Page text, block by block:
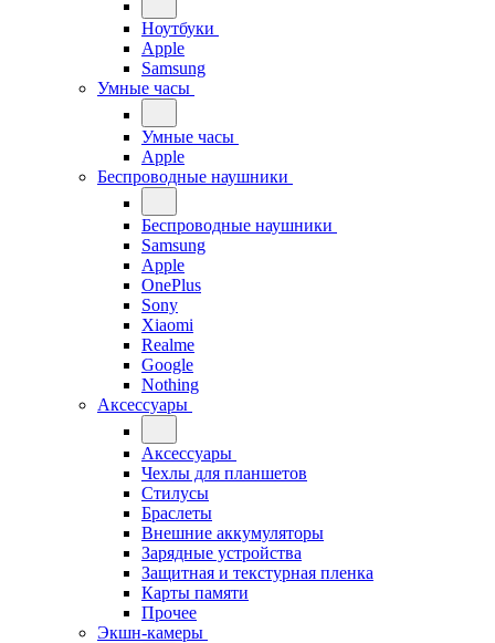
Ноутбуки
Apple
Samsung
Умные часы
Умные часы
Apple
Беспроводные наушники
Беспроводные наушники
Samsung
Apple
OnePlus
Sony
Xiaomi
Realme
Google
Nothing
Аксессуары
Аксессуары
Чехлы для планшетов
Стилусы
Браслеты
Внешние аккумуляторы
Зарядные устройства
Защитная и текстурная пленка
Карты памяти
Прочее
Экшн-камеры